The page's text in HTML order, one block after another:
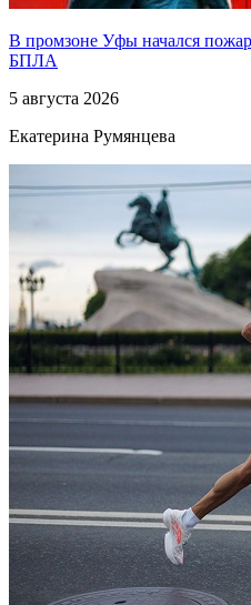
В промзоне Уфы начался
БПЛА
5 августа 2026
Екатерина Румянцева